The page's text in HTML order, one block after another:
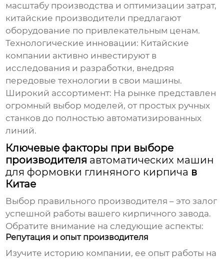
масштабу производства и оптимизации затрат,
китайские производители предлагают
оборудование по привлекательным ценам.
Технологические инновации: Китайские
компании активно инвестируют в
исследования и разработки, внедряя
передовые технологии в свои машины.
Широкий ассортимент: На рынке представлен
огромный выбор моделей, от простых ручных
станков до полностью автоматизированных
линий.
Ключевые факторы при выборе
производителя автоматических машин
для формовки глиняного кирпича в
Китае
Выбор правильного производителя – это залог
успешной работы вашего кирпичного завода.
Обратите внимание на следующие аспекты:
Репутация и опыт производителя
Изучите историю компании, ее опыт работы на